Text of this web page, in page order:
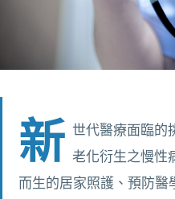
新 世代醫療面臨的
老化衍生之慢性
而生的居家照護、預防